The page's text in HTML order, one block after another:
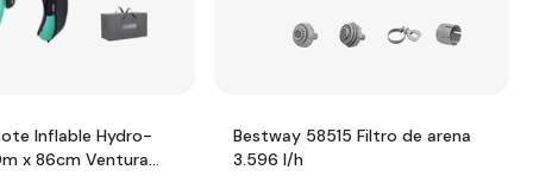
Inflable Hydro-
x 86cm Ventura
Bestway 58515 Filtro de arena
3.596 l/h